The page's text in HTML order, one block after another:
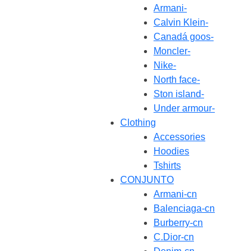
Armani-
Calvin Klein-
Canadá goos-
Moncler-
Nike-
North face-
Ston island-
Under armour-
Clothing
Accessories
Hoodies
Tshirts
CONJUNTO
Armani-cn
Balenciaga-cn
Burberry-cn
C.Dior-cn